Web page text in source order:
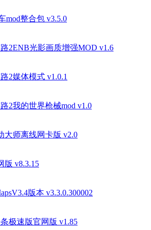
mod整合包 v3.5.0
2ENB光影画质增强MOD v1.6
2媒体模式 v1.0.1
2我的世界枪械mod v1.0
大师离线网卡版 v2.0
版 v8.3.15
版本 v3.3.0.300002
极速版官网版 v1.85